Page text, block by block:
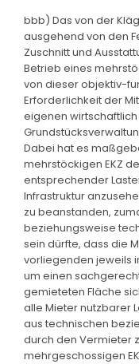
bbb) Das von der
ausgehend von den
Zuschnitt und
Betrieb eines
von dieser objektiv-
Erforderlichkeit der
eigenen
Dabei hat es
mehrstöckigen EKZ
entsprechender
Infrastruktur
zu beanstanden,
beziehungsweise
sein dürfte, dass die
vorliegenden jeweils
um einen
gemieteten Fläche
alle Mieter nutzbarer
aus technischen
durch den Vermieter
mehrgeschossigen